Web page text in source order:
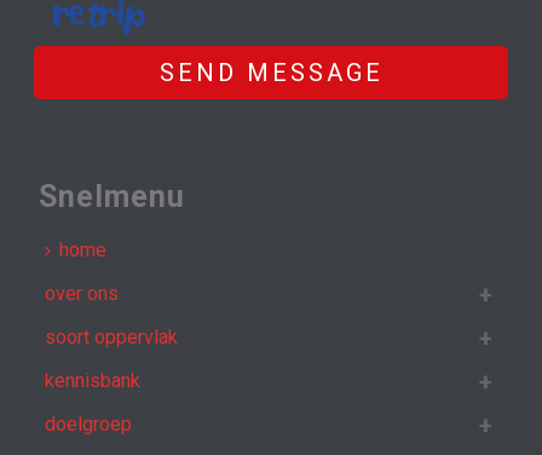
SEND MESSAGE
Snelmenu
home
over ons
soort oppervlak
kennisbank
doelgroep